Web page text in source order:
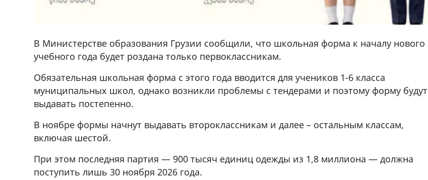
В Министерстве образования Грузии сообщили, что школьная форма к началу нового
учебного года будет роздана только первоклассникам.
Обязательная школьная форма с этого года вводится для учеников 1-6 класса
муниципальных школ, однако возникли проблемы с тендерами и поэтому форму будут
выдавать постепенно.
В ноябре формы начнут выдавать второклассникам и далее – остальным классам,
включая шестой.
При этом последняя партия — 900 тысяч единиц одежды из 1,8 миллиона — должна
поступить лишь 30 ноября 2026 года.
30 57
Продается соль оптом и в розницу в